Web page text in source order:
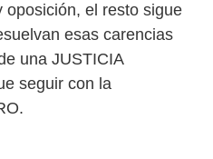
oposición, el resto sigue
esas carencias
una JUSTICIA
seguir con la